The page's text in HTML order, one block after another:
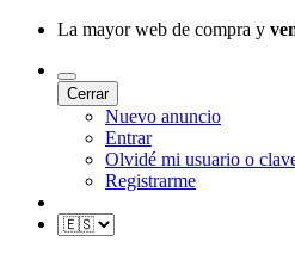
La mayor web de compra y
Cerrar
Nuevo anuncio
Entrar
Olvidé mi usuario o
Registrarme